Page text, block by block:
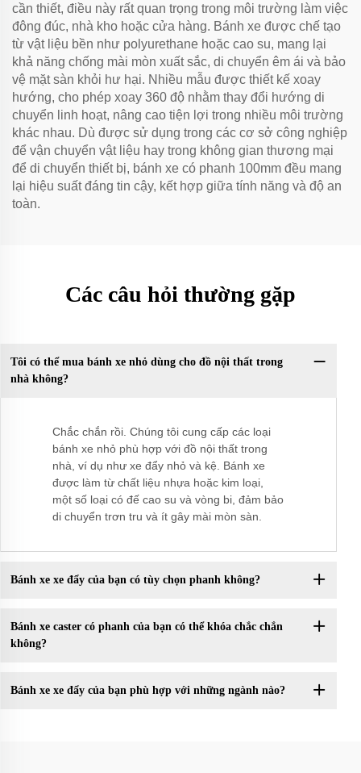
cần thiết, điều này rất quan trọng trong môi trường làm việc
đông đúc, nhà kho hoặc cửa hàng. Bánh xe được chế tạo
từ vật liệu bền như polyurethane hoặc cao su, mang lại
khả năng chống mài mòn xuất sắc, di chuyển êm ái và bảo
vệ mặt sàn khỏi hư hại. Nhiều mẫu được thiết kế xoay
hướng, cho phép xoay 360 độ nhằm thay đổi hướng di
chuyển linh hoạt, nâng cao tiện lợi trong nhiều môi trường
khác nhau. Dù được sử dụng trong các cơ sở công nghiệp
để vận chuyển vật liệu hay trong không gian thương mại
để di chuyển thiết bị, bánh xe có phanh 100mm đều mang
lại hiệu suất đáng tin cậy, kết hợp giữa tính năng và độ an
toàn.
Các câu hỏi thường gặp
Tôi có thể mua bánh xe nhỏ dùng cho đồ nội thất trong
nhà không?
Chắc chắn rồi. Chúng tôi cung cấp các loại
bánh xe nhỏ phù hợp với đồ nội thất trong
nhà, ví dụ như xe đẩy nhỏ và kệ. Bánh xe
được làm từ chất liệu nhựa hoặc kim loại,
một số loại có đế cao su và vòng bi, đảm bảo
di chuyển trơn tru và ít gây mài mòn sàn.
Bánh xe xe đẩy của bạn có tùy chọn phanh không?
Bánh xe caster có phanh của bạn có thể khóa chắc chắn
không?
Bánh xe xe đẩy của bạn phù hợp với những ngành nào?